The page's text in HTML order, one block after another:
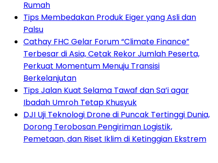
Rumah
Tips Membedakan Produk Eiger yang Asli dan
Palsu
Cathay FHC Gelar Forum “Climate Finance”
Terbesar di Asia, Cetak Rekor Jumlah Peserta,
Perkuat Momentum Menuju Transisi
Berkelanjutan
Tips Jalan Kuat Selama Tawaf dan Sa’i agar
Ibadah Umroh Tetap Khusyuk
DJI Uji Teknologi Drone di Puncak Tertinggi Dunia,
Dorong Terobosan Pengiriman Logistik,
Pemetaan, dan Riset Iklim di Ketinggian Ekstrem